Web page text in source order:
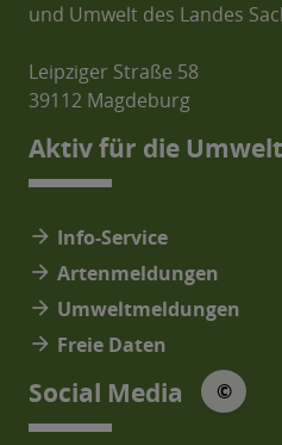
und Umwelt des Landes
Leipziger Straße 58
39112 Magdeburg
Aktiv für die Umwelt
arrow_forward Info-Service
arrow_forward Artenmeldungen
arrow_forward Umweltmeldungen
arrow_forward Freie Daten
Social Media © ©